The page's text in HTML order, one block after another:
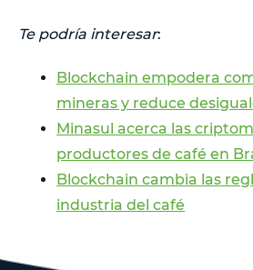
Te podría interesar:
Blockchain empodera
mineras y reduce
Minasul acerca las
productores de café en
Blockchain cambia las
industria del café